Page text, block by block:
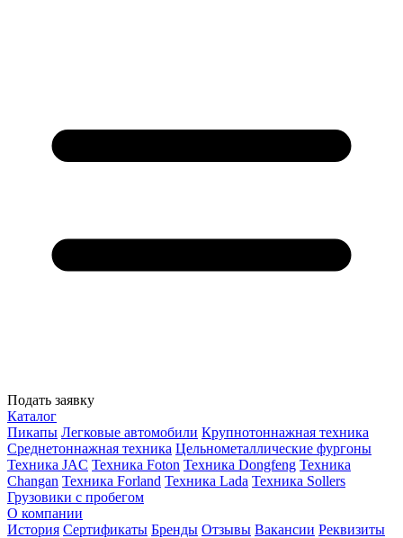
Подать заявку
Каталог
Пикапы Легковые автомобили Крупнотоннажная техника
Среднетоннажная техника Цельнометаллические фургоны
Техника JAC Техника Foton Техника Dongfeng Техника
Changan Техника Forland Техника Lada Техника Sollers
Грузовики с пробегом
О компании
История Сертификаты Бренды Отзывы Вакансии Реквизиты